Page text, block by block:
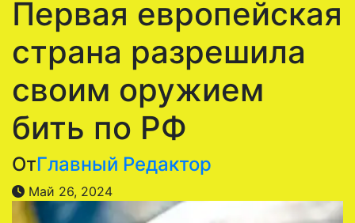
Первая европейская
страна разрешила
своим оружием
бить по РФ
ОтГлавный Редактор
Май 26, 2024